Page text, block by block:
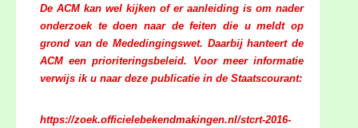
De ACM kan wel kijken of er aanleiding is om nader
onderzoek te doen naar de feiten die u meldt op
grond van de Mededingingswet. Daarbij hanteert de
ACM een prioriteringsbeleid. Voor meer informatie
verwijs ik u naar deze publicatie in de Staatscourant:
https://zoek.officielebekendmakingen.nl/stcrt-2016-